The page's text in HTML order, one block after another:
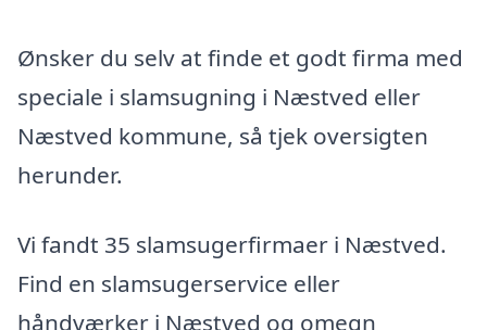
Ønsker du selv at finde et godt firma med
speciale i slamsugning i Næstved eller
Næstved kommune, så tjek oversigten
herunder.
Vi fandt 35 slamsugerfirmaer i Næstved.
Find en slamsugerservice eller
håndværker i Næstved og omegn